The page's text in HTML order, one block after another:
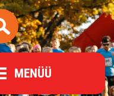
MENÜÜ